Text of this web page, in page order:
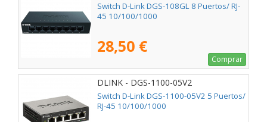
Switch D-Link DGS-108GL 8 Puertos/ RJ-
45 10/100/1000
28,50 €
Comprar
DLINK - DGS-1100-05V2
Switch D-Link DGS-1100-05V2 5 Puertos/
RJ-45 10/100/1000